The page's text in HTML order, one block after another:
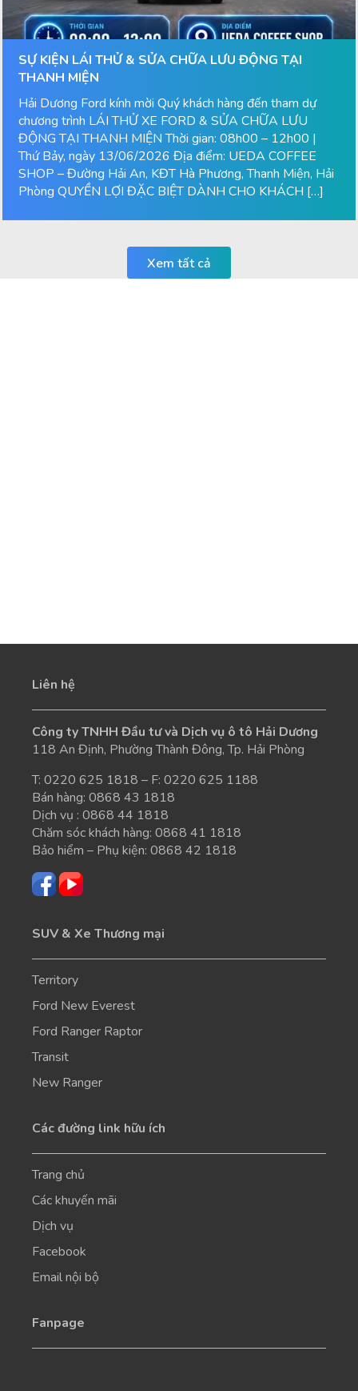
SỰ KIỆN LÁI THỬ & SỬA CHỮA LƯU ĐỘNG TẠI
THANH MIỆN
Hải Dương Ford kính mời Quý khách hàng đến tham dự
chương trình LÁI THỬ XE FORD & SỬA CHỮA LƯU
ĐỘNG TẠI THANH MIỆN Thời gian: 08h00 – 12h00 |
Thứ Bảy, ngày 13/06/2026 Địa điểm: UEDA COFFEE
SHOP – Đường Hải An, KĐT Hà Phương, Thanh Miện, Hải
Phòng QUYỀN LỢI ĐẶC BIỆT DÀNH CHO KHÁCH […]
Xem tất cả
Liên hệ
Công ty TNHH Đầu tư và Dịch vụ ô tô Hải Dương
118 An Định, Phường Thành Đông, Tp. Hải Phòng
T: 0220 625 1818 – F: 0220 625 1188
Bán hàng: 0868 43 1818
Dịch vụ : 0868 44 1818
Chăm sóc khách hàng: 0868 41 1818
Bảo hiểm – Phụ kiện: 0868 42 1818
SUV & Xe Thương mại
Territory
Ford New Everest
Ford Ranger Raptor
Transit
New Ranger
Các đường link hữu ích
Trang chủ
Các khuyến mãi
Dịch vụ
Facebook
Email nội bộ
Fanpage